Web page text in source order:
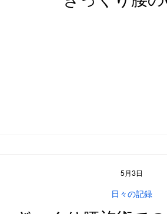
日々の記録
5月3日